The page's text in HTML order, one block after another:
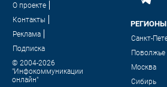
О проекте
Контакты
Реклама
Подписка
© 2004-2026
"Инфокоммуникации
онлайн"
РЕГИОНЫ
Санкт-
Поволжье
Москва
Сибирь